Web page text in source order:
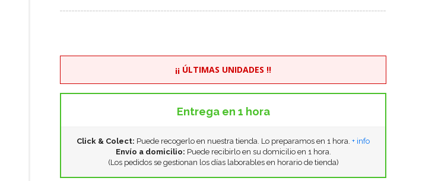
¡¡ ÚLTIMAS UNIDADES !!
Entrega en 1 hora
Click & Colect: Puede recogerlo en nuestra tienda. Lo preparamos en 1 hora. + info
Envío a domicilio: Puede recibirlo en su domicilio en 1 hora.
(Los pedidos se gestionan los días laborables en horario de tienda)